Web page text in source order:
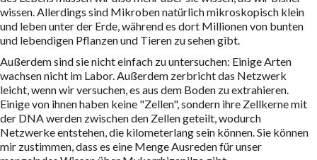
wissen. Allerdings sind Mikroben natürlich mikroskopisch klein
und leben unter der Erde, während es dort Millionen von bunten
und lebendigen Pflanzen und Tieren zu sehen gibt.
Außerdem sind sie nicht einfach zu untersuchen: Einige Arten
wachsen nicht im Labor. Außerdem zerbricht das Netzwerk
leicht, wenn wir versuchen, es aus dem Boden zu extrahieren.
Einige von ihnen haben keine "Zellen", sondern ihre Zellkerne mit
der DNA werden zwischen den Zellen geteilt, wodurch
Netzwerke entstehen, die kilometerlang sein können. Sie können
mir zustimmen, dass es eine Menge Ausreden für unser